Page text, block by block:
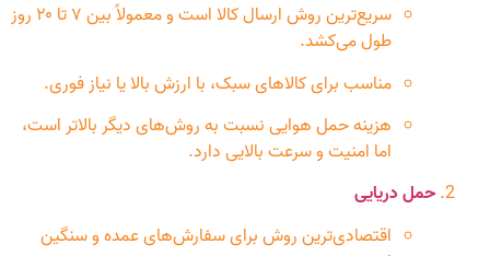
سریع‌ترین روش ارسال کالا است و معمولاً بین ۷ تا ۲۰ روز
طول می‌کشد.
مناسب برای کالاهای سبک، با ارزش بالا یا نیاز فوری.
هزینه حمل هوایی نسبت به روش‌های دیگر بالاتر است،
اما امنیت و سرعت بالایی دارد.
حمل دریایی
اقتصادی‌ترین روش برای سفارش‌های عمده و سنگین